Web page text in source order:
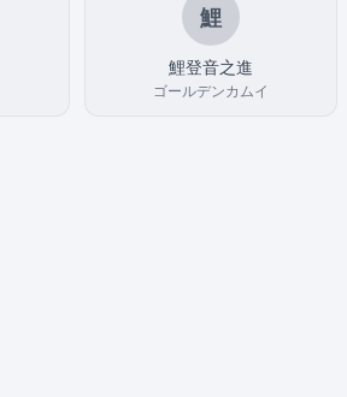
鯉
鯉登音之進
ゴールデンカムイ